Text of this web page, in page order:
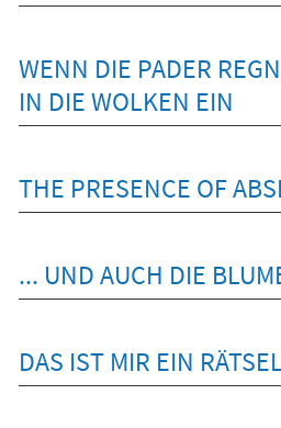
WENN DIE PADER
IN DIE WOLKEN EIN
THE PRESENCE OF
... UND AUCH DIE
DAS IST MIR EIN RÄTSEL